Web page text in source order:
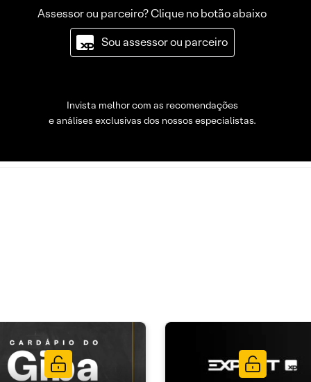
Assessor ou parceiro? Clique no botão abaixo
Sou assessor ou parceiro
Invista melhor com as recomendações
e análises exclusivas dos nossos especialistas.